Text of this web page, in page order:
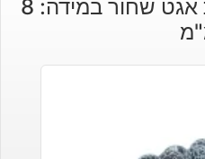
תכשיטנות: שרשרת אגט שחור במידה: 8